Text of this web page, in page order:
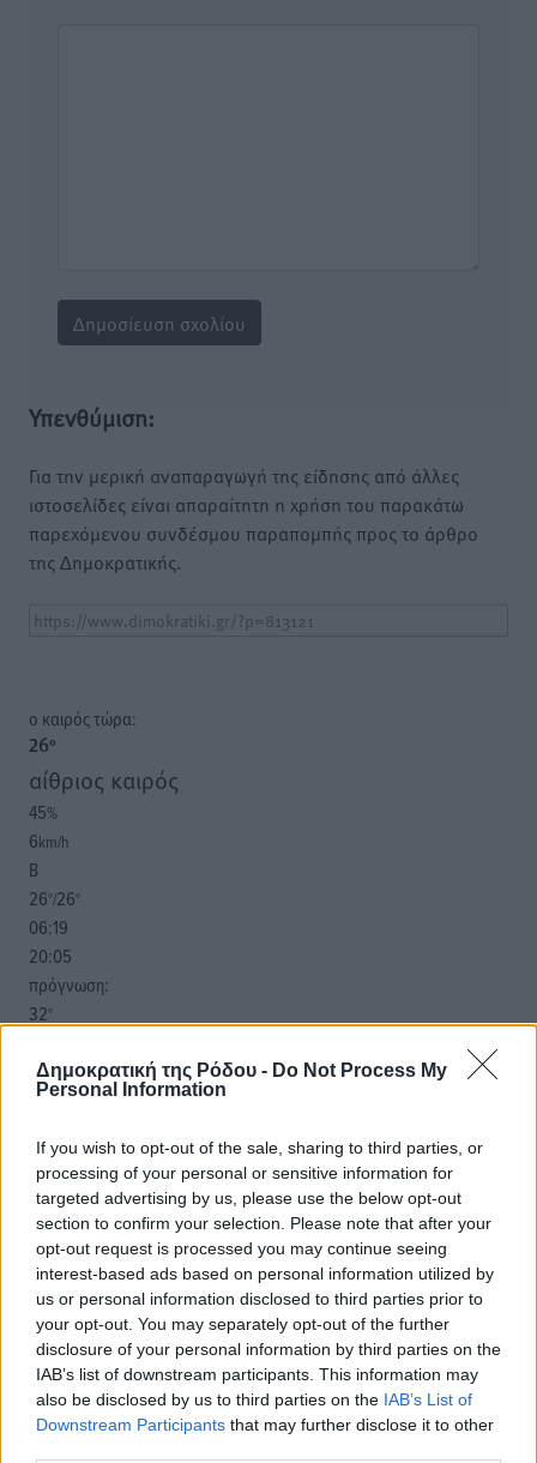
Δημοκρατική της Ρόδου - Do Not Process My
Personal Information
If you wish to opt-out of the sale, sharing to third parties, or
processing of your personal or sensitive information for
targeted advertising by us, please use the below opt-out
section to confirm your selection. Please note that after your
opt-out request is processed you may continue seeing
interest-based ads based on personal information utilized by
us or personal information disclosed to third parties prior to
your opt-out. You may separately opt-out of the further
disclosure of your personal information by third parties on the
IAB’s list of downstream participants. This information may
also be disclosed by us to third parties on the IAB’s List of
Downstream Participants that may further disclose it to other
Υπενθύμιση:
Για την μερική αναπαραγωγή της είδησης από άλλες
ιστοσελίδες είναι απαραίτητη η χρήση του παρακάτω
παρεχόμενου συνδέσμου παραπομπής προς το άρθρο
της Δημοκρατικής.
o καιρός τώρα:
26°
αίθριος καιρός
45%
6km/h
Β
26°/26°
06:19
20:05
πρόγνωση:
32°
30°
ΤΡ
ΤΕ
28°
ΠΕ